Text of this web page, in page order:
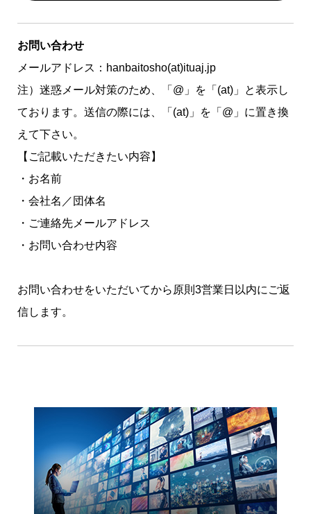
お問い合わせ
メールアドレス：hanbaitosho(at)ituaj.jp
注）迷惑メール対策のため、「@」を「(at)」と表示し
ております。送信の際には、「(at)」を「@」に置き換
えて下さい。
【ご記載いただきたい内容】
・お名前
・会社名／団体名
・ご連絡先メールアドレス
・お問い合わせ内容
お問い合わせをいただいてから原則3営業日以内にご返
信します。